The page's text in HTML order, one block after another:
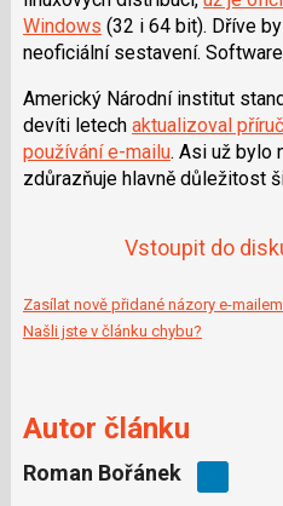
Windows (32 i 64 bit). Dříve
neoficiální sestavení.
Americký Národní institut
devíti letech aktualizoval
používání e-mailu. Asi už bylo
zdůrazňuje hlavně důležitost
Vstoupit do
Zasílat nově přidané názory e-mailem
Našli jste v článku chybu?
Autor článku
Roman Bořánek